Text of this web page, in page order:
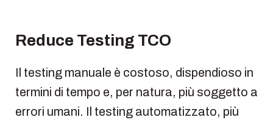
Reduce Testing TCO
Il testing manuale è costoso, dispendioso in
termini di tempo e, per natura, più soggetto a
errori umani. Il testing automatizzato, più